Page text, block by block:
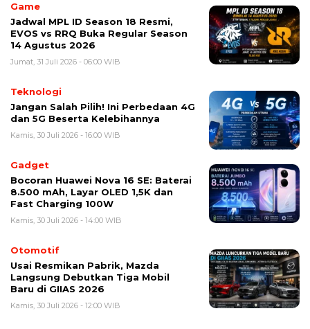
Game
Jadwal MPL ID Season 18 Resmi,
EVOS vs RRQ Buka Regular Season
14 Agustus 2026
Jumat, 31 Juli 2026 - 06:00 WIB
Teknologi
Jangan Salah Pilih! Ini Perbedaan 4G
dan 5G Beserta Kelebihannya
Kamis, 30 Juli 2026 - 16:00 WIB
Gadget
Bocoran Huawei Nova 16 SE: Baterai
8.500 mAh, Layar OLED 1,5K dan
Fast Charging 100W
Kamis, 30 Juli 2026 - 14:00 WIB
Otomotif
Usai Resmikan Pabrik, Mazda
Langsung Debutkan Tiga Mobil
Baru di GIIAS 2026
Kamis, 30 Juli 2026 - 12:00 WIB